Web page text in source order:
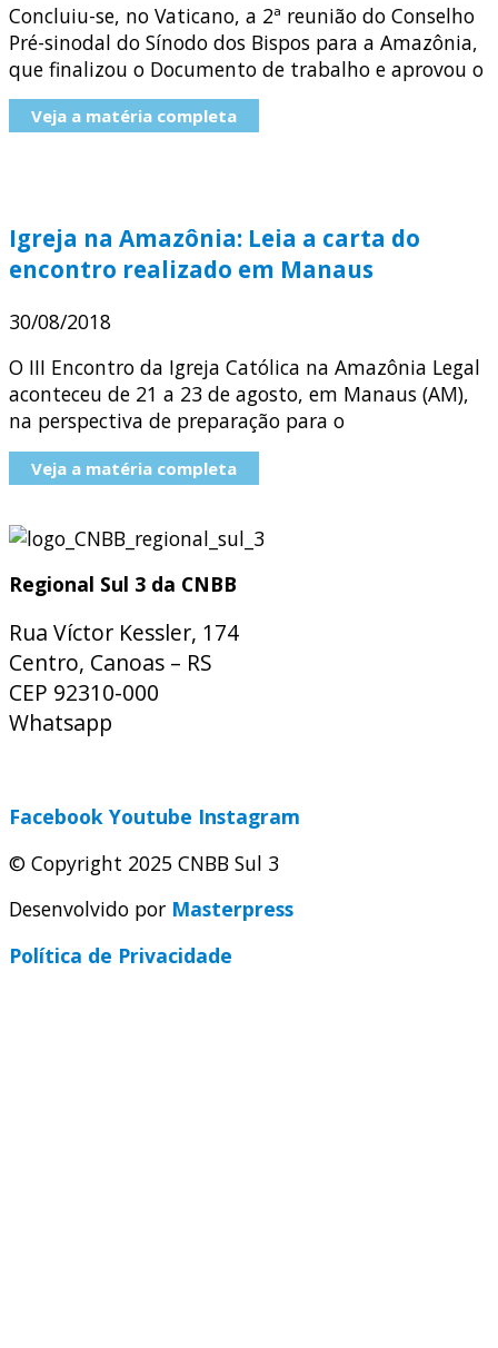
Concluiu-se, no Vaticano, a 2ª reunião do Conselho
Pré-sinodal do Sínodo dos Bispos para a Amazônia,
que finalizou o Documento de trabalho e aprovou o
Veja a matéria completa
Igreja na Amazônia: Leia a carta do
encontro realizado em Manaus
30/08/2018
O III Encontro da Igreja Católica na Amazônia Legal
aconteceu de 21 a 23 de agosto, em Manaus (AM),
na perspectiva de preparação para o
Veja a matéria completa
Regional Sul 3 da CNBB
Rua Víctor Kessler, 174
Centro, Canoas – RS
CEP 92310-000
Whatsapp
Facebook Youtube Instagram
© Copyright 2025 CNBB Sul 3
Desenvolvido por Masterpress
Política de Privacidade